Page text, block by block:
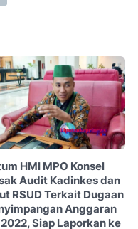
HMI MPO Konsel
Audit Kadinkes dan
RSUD Terkait Dugaan
Anggaran
Siap Laporkan ke